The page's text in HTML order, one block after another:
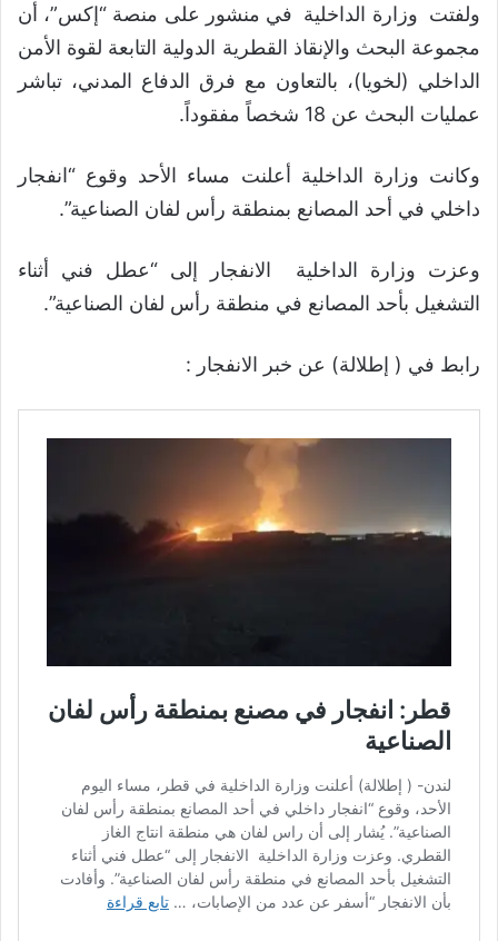
ولفتت وزارة الداخلية في منشور على منصة “إكس”، أن
مجموعة البحث والإنقاذ القطرية الدولية التابعة لقوة الأمن
الداخلي (لخويا)، بالتعاون مع فرق الدفاع المدني، تباشر
عمليات البحث عن 18 شخصاً مفقوداً.
وكانت وزارة الداخلية أعلنت مساء الأحد وقوع “انفجار
داخلي في أحد المصانع بمنطقة رأس لفان الصناعية”.
وعزت وزارة الداخلية الانفجار إلى “عطل فني أثناء
التشغيل بأحد المصانع في منطقة رأس لفان الصناعية”.
رابط في ( إطلالة) عن خبر الانفجار :